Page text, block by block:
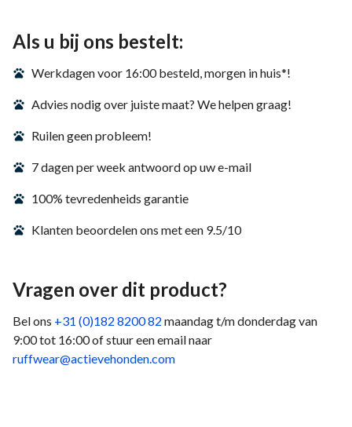
Als u bij ons bestelt:
Werkdagen voor 16:00 besteld, morgen in huis*!
Advies nodig over juiste maat? We helpen graag!
Ruilen geen probleem!
7 dagen per week antwoord op uw e-mail
100% tevredenheids garantie
Klanten beoordelen ons met een 9.5/10
Vragen over dit product?
Bel ons +31 (0)182 8200 82 maandag t/m donderdag van
9:00 tot 16:00 of stuur een email naar
ruffwear@actievehonden.com